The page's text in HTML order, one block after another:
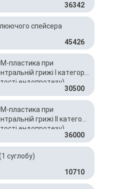
36342
спейсера
45426
пластика при
грижі І категорії
ендопротезу)
30500
пластика при
грижі ІІ категорії
ендопротезу)
36000
суглобу)
10710